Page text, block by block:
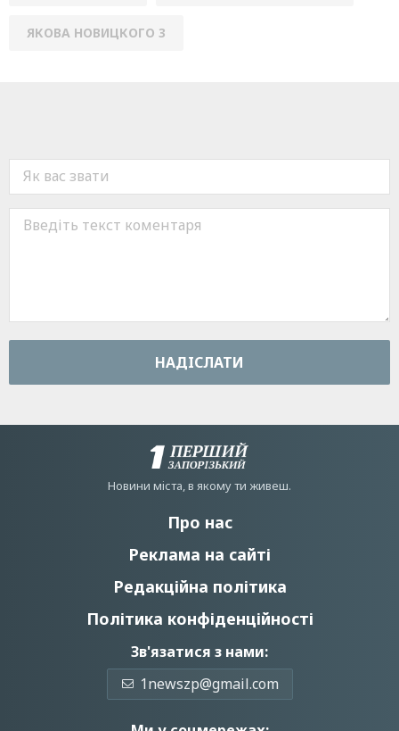
ЯКОВА НОВИЦКОГО 3
НАДIСЛАТИ
Новини мiста, в якому ти живеш.
Про нас
Реклама на сайті
Редакційна політика
Політика конфіденційності
Зв'язатися з нами:
1newszp@gmail.com